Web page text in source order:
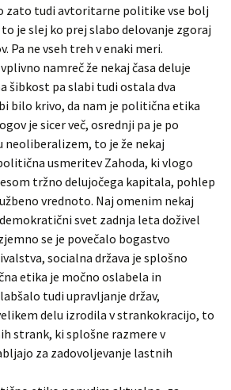
zato tudi avtoritarne politike vse bolj
je slej ko prej slabo delovanje zgoraj
Pa ne vseh treh v enaki meri.
namreč že nekaj časa deluje
šibkost pa slabi tudi ostala dva
bilo krivo, da nam je politična etika
je sicer več, osrednji pa je po
neoliberalizem, to je že nekaj
usmeritev Zahoda, ki vlogo
tržno delujočega kapitala, pohlep
vrednoto. Naj omenim nekaj
svet zadnja leta doživel
se je povečalo bogastvo
socialna država je splošno
etika je močno oslabela in
tudi upravljanje držav,
delu izrodila v strankokracijo, to
strank, ki splošne razmere v
za zadovoljevanje lastnih